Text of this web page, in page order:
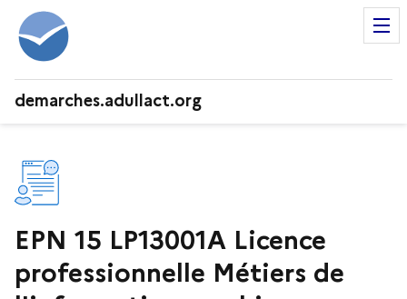
demarches.adullact.org
EPN 15 LP13001A Licence
professionnelle Métiers de